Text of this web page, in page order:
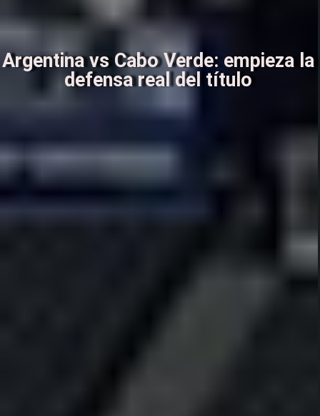
Argentina vs Cabo Verde: empieza la
defensa real del título